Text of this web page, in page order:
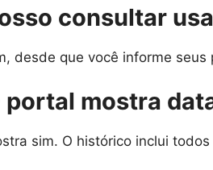
consultar
desde que você informe
portal mostra
sim. O histórico inclui